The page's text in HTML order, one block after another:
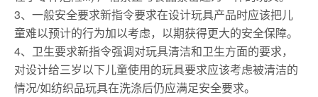
3、一般安全要求新指令要求在设计玩具产品时应该把儿
童难以预计的行为加以考虑，以期获得更大的安全保障。
4、卫生要求新指令强调对玩具清洁和卫生方面的要求，
对设计给三岁以下儿童使用的玩具要求应该考虑被清洁的
情况/如纺织品玩具在洗涤后仍应满足安全要求。